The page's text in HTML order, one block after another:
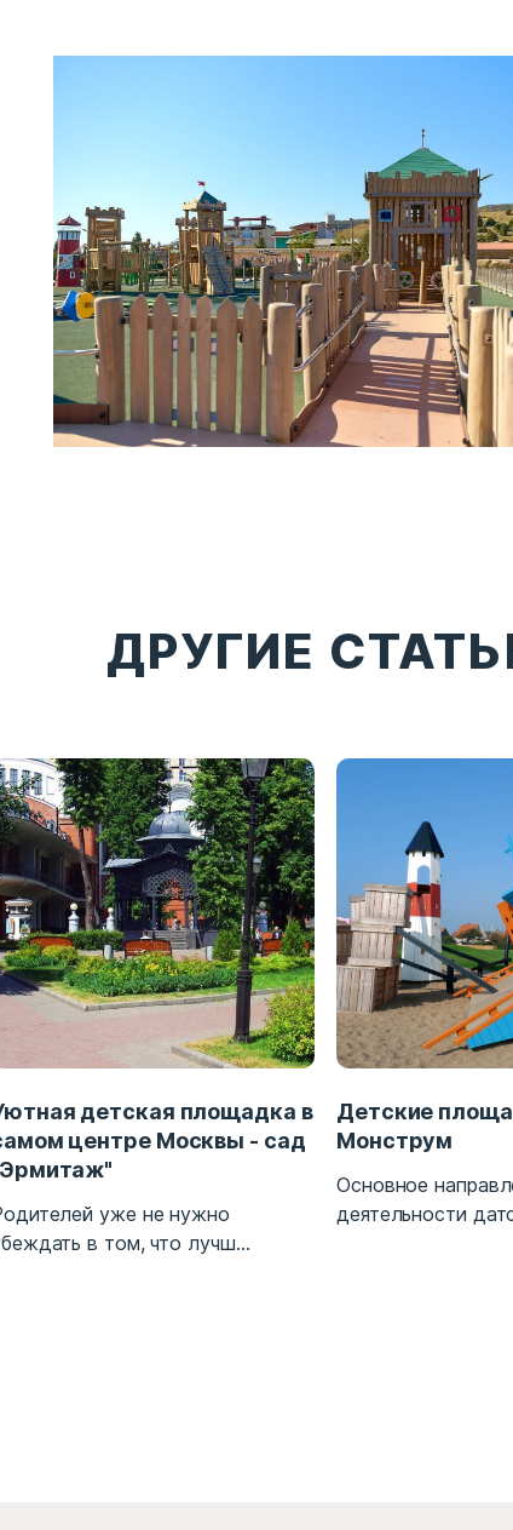
ДРУГИЕ
детская площадка в
центре Москвы - сад
уже не нужно
в том, что лучш...
Детские
Монструм
Основное
деятельности